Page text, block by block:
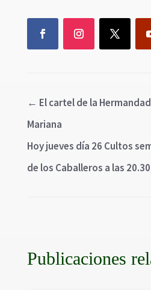
← El cartel de la
Mariana
Hoy jueves día 26 Cultos
de los Caballeros a las
Publicaciones